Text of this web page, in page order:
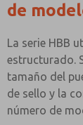
de
La serie HBB
estructurado.
tamaño del
de sello y la
número de